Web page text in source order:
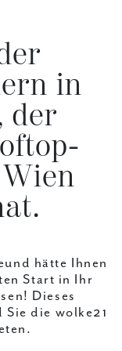
in
der
hätte Ihnen
Start in Ihr
Dieses
Sie die wolke21